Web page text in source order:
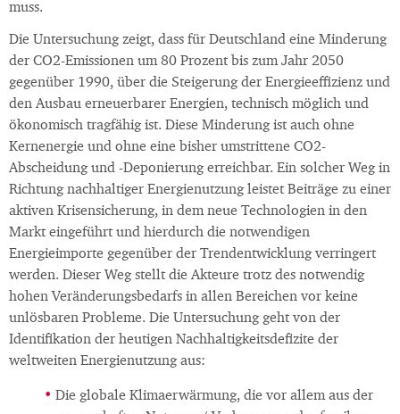
muss.
Die Untersuchung zeigt, dass für Deutschland eine Minderung
der CO2-Emissionen um 80 Prozent bis zum Jahr 2050
gegenüber 1990, über die Steigerung der Energieeffizienz und
den Ausbau erneuerbarer Energien, technisch möglich und
ökonomisch tragfähig ist. Diese Minderung ist auch ohne
Kernenergie und ohne eine bisher umstrittene CO2-
Abscheidung und -Deponierung erreichbar. Ein solcher Weg in
Richtung nachhaltiger Energienutzung leistet Beiträge zu einer
aktiven Krisensicherung, in dem neue Technologien in den
Markt eingeführt und hierdurch die notwendigen
Energieimporte gegenüber der Trendentwicklung verringert
werden. Dieser Weg stellt die Akteure trotz des notwendig
hohen Veränderungsbedarfs in allen Bereichen vor keine
unlösbaren Probleme. Die Untersuchung geht von der
Identifikation der heutigen Nachhaltigkeitsdefizite der
weltweiten Energienutzung aus:
Die globale Klimaerwärmung, die vor allem aus der